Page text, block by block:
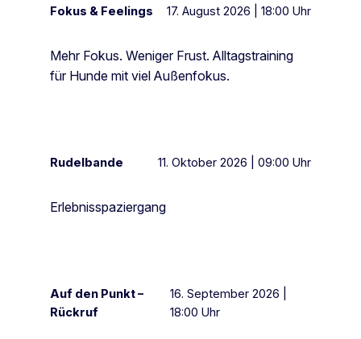
Fokus & Feelings 17. August 2026 | 18:00 Uhr
Mehr Fokus. Weniger Frust. Alltagstraining
für Hunde mit viel Außenfokus.
Rudelbande 11. Oktober 2026 | 09:00 Uhr
Erlebnisspaziergang
Auf den Punkt –
Rückruf
16. September 2026 |
18:00 Uhr